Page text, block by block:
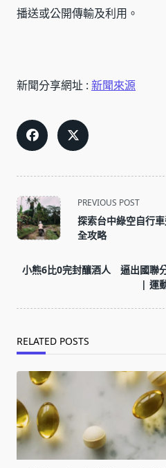
播送或公開傳輸及利用。
新聞分享網址 : 新聞來源
<span
class="nav-
subtitle
reader-
PREVIOUS POST
探索台中綠空自行
全攻略
小熊6比0完封釀酒人 逼出國聯
| 運
RELATED POSTS